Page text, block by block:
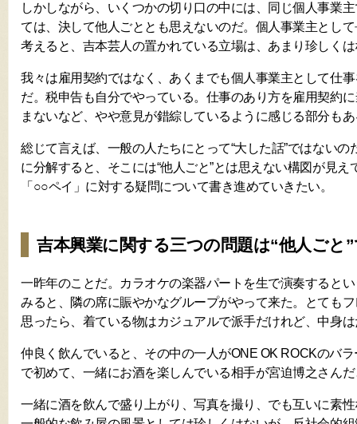
しかしながら、いくつかの切り口の中には、同じ個人事業
ては、決して他人ごととも思えないのだ。個人事業主とし
考えると、吉本芸人の置かれている立場は、あまり珍しく
我々は雇用契約ではなく、あくまでも個人事業主として仕
だ。税申告も自分でやっている。仕事のあり方を雇用契約
まないなど、やや意見が錯綜しているように感じる部分も
総じて言えば、一般の人たちにとって“大した話”ではない
に分解すると、そこには“他人ごと”とは思えない構図が見え
「○○ペイ」に対する疑問について書き進めていきたい。
吉本興業に関する三つの問題は“他人ごと
一昨年のことだ。カラオケの楽器パートを生で演奏すると
みると、隣の席に賑やかなグループがやって来た。とても
思ったら、着ている物はカジュアルで派手だけれど、中身
仲良く飲んでいると、その中の一人がONE OK ROCKのバ
で初めて、一緒にお酒を楽しんでいる相手が宮迫博之さん
一緒に酒を飲んで盛り上がり、写真を撮り、でも互いに素